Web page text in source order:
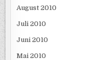
August 2010
Juli 2010
Juni 2010
Mai 2010